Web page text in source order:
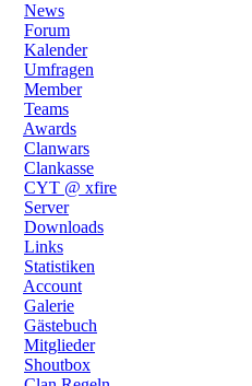
News
Forum
Kalender
Umfragen
Member
Teams
Awards
Clanwars
Clankasse
CYT @ xfire
Server
Downloads
Links
Statistiken
Account
Galerie
Gästebuch
Mitglieder
Shoutbox